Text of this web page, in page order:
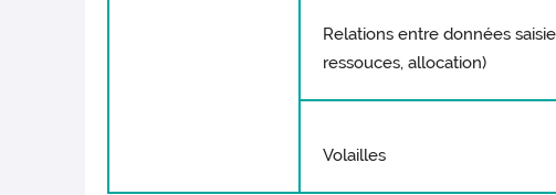
Relations entre données
ressouces, allocation)
Volailles